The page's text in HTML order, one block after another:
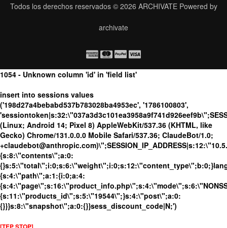
Todos los derechos reservados © 2026 ARCHIVATEPowered by
archivate
1054 - Unknown column 'id' in 'field list'
insert into sessions values
('198d27a4bebabd537b783028ba4953ec', '1786100803',
(Linux; Android 14; Pixel 8) AppleWebKit/537.36 (KHTML, like
Gecko) Chrome/131.0.0.0 Mobile Safari/537.36; ClaudeBot/1.0;
{s:8:\"contents\";a:0:
{s:4:\"path\";a:1:{i:0;a:4:
{s:11:\"products_id\";s:5:\"19544\";}s:4:\"post\";a:0:
{}}}s:8:\"snapshot\";a:0:{}}sess_discount_code|N;')